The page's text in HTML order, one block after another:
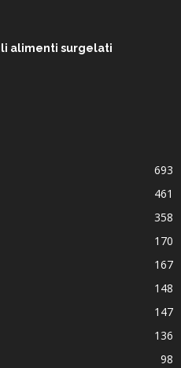
alimenti surgelati
693
461
358
170
167
148
147
136
98